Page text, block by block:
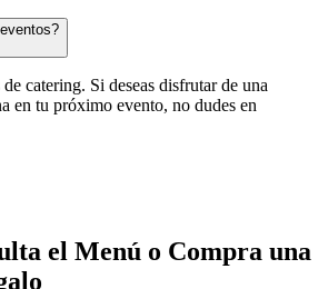
catering. Si deseas disfrutar de una
en tu próximo evento, no dudes en
el Menú o Compra una